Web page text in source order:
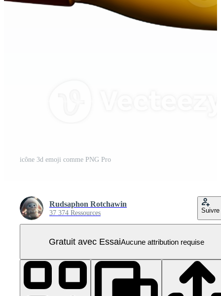
icône 3d emoji comme PNG Pro
Rudsaphon Rotchawin
37 374 Ressources Suivre
Gratuit avec EssaiAucune attribution requise